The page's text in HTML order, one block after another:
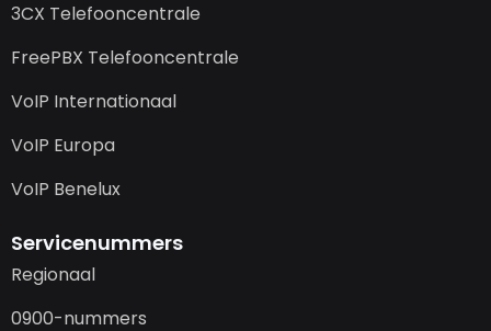
3CX Telefooncentrale
FreePBX Telefooncentrale
VoIP Internationaal
VoIP Europa
VoIP Benelux
Servicenummers
Regionaal
0900-nummers